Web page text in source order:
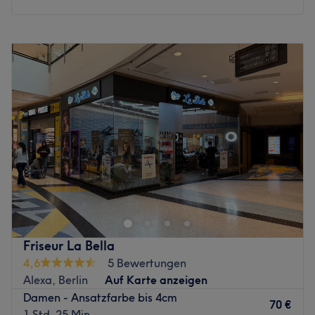
beherrscht jede gewünschte Methode perfekt. Fade Haut
war gestern – mit den angebotenen
Gesichtsbehandlungen inklusive Massage und wahlweise
tiefpflegender Maske wird jeder müder Haut ein
entspanntes, frisches Aussehen zurück verliehen.
Worauf wartest Du noch? Buche Deinen persönlichen
Wunschtermin bequem und einfach online! Das Team von
NC Hairlounge freut sich auf Dich!
Zurück zur Salonansicht
Dienstag
12:00–17:00
Mittwoch
12:00 –17:00
Donnerstag
12:00 –17:00
Freitag
Geschlossen
Samstag
Geschlossen
Sonntag
Geschlossen
Be a Diva Concept Store in der Steinstraße 4 in Berlin-
Mitte ist Friseur, Make-Up Lounge, Styling Beratung und
Mode Label in einem! Bekomm auch du deinen
persönlichen WOW-Moment und buche deinen
persönlichen Termin ganz einfach mit Treatwell!
Inhaberin Michèle ist gelernte Maskenbildnerin und
arbeitet seit über 30 Jahren zuerst am Theater und seit 20
Jahren beim Film. Dort ist sie als Lead-Make-Up-Designer
Friseur La Bella
4,6
5 Bewertungen
Alexa, Berlin
Auf Karte anzeigen
Damen - Ansatzfarbe bis 4cm
70 €